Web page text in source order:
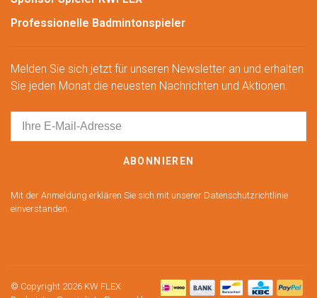
Professionelle Badmintonspieler
Melden Sie sich jetzt für unseren Newsletter an und erhalten
Sie jeden Monat die neuesten Nachrichten und Aktionen.
ABONNIEREN
Mit der Anmeldung erklären Sie sich mit unserer Datenschutzrichtlinie
einverstanden.
© Copyright 2026 KW FLEX